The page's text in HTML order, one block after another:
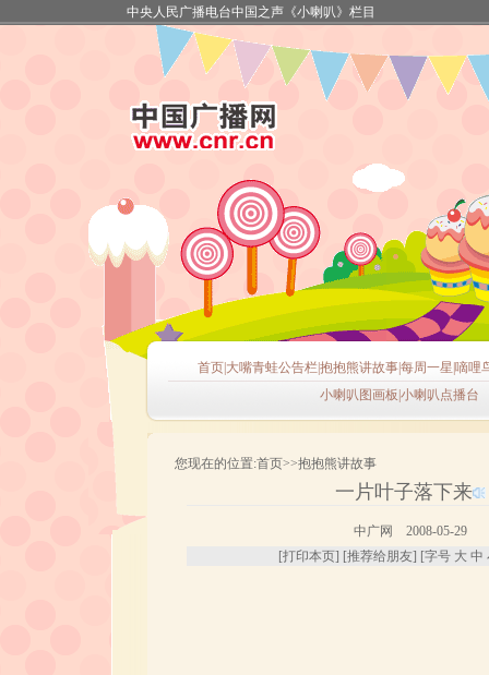
中央人民广播电台中国之声《小喇叭》栏目
首页| 大嘴青蛙公告栏|抱抱熊讲故事|每周一星 嘀哩
小喇叭图画板 小喇叭点播台
您现在的位置:首页>>抱抱熊讲故事
一片叶子落下来
中广网 2008-05-29
[打印本页] [推荐给朋友] [字号 大 中